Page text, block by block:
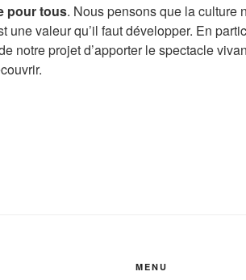
pour tous. Nous pensons que la culture
une valeur qu’il faut développer. En
notre projet d’apporter le spectacle
MENU